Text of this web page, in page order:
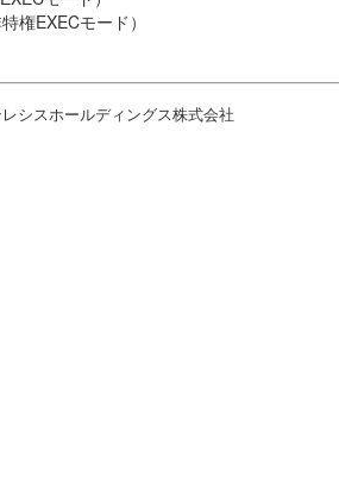
特権EXECモード）
シスホールディングス株式会社